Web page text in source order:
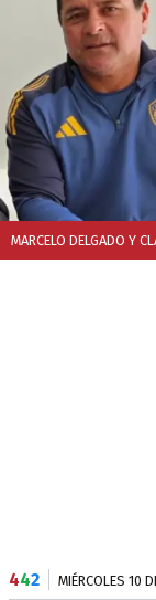
MARCELO DELGADO Y
442 MIÉRCOLES 10